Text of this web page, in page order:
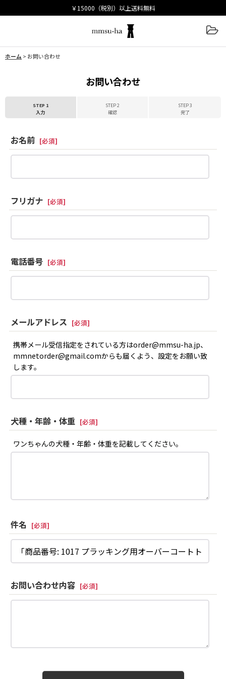
ホーム> お問い合わせ
お問い合わせ
STEP 1
入力
STEP 2
確認
STEP 3
完了
お名前 [必須]
フリガナ [必須]
電話番号 [必須]
メールアドレス [必須]
携帯メール受信指定をされている方はorder@mmsu-ha.jp、
mmnetorder@gmail.comからも届くよう、設定をお願い致
します。
犬種・年齢・体重 [必須]
ワンちゃんの犬種・年齢・体重を記載してください。
件名 [必須]
お問い合わせ内容 [必須]